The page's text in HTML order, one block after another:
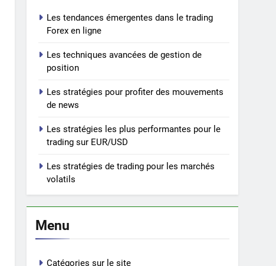
Les tendances émergentes dans le trading
Forex en ligne
Les techniques avancées de gestion de
position
Les stratégies pour profiter des mouvements
de news
Les stratégies les plus performantes pour le
trading sur EUR/USD
Les stratégies de trading pour les marchés
volatils
Menu
Catégories sur le site